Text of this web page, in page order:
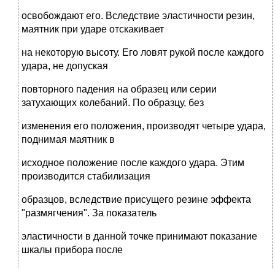
освобождают его. Вследствие эластичности резин,
маятник при ударе отскакивает
на некоторую высоту. Его ловят рукой после каждого
удара, не допуская
повторного падения на образец или серии
затухающих колебаний. По образцу, без
изменения его положения, производят четыре удара,
поднимая маятник в
исходное положение после каждого удара. Этим
производится стабилизация
образцов, вследствие присущего резине эффекта
"размягчения". За показатель
эластичности в данной точке принимают показание
шкалы прибора после